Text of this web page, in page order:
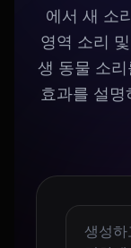
에서 새 소
영역 소리
생 동물 소
효과를 설